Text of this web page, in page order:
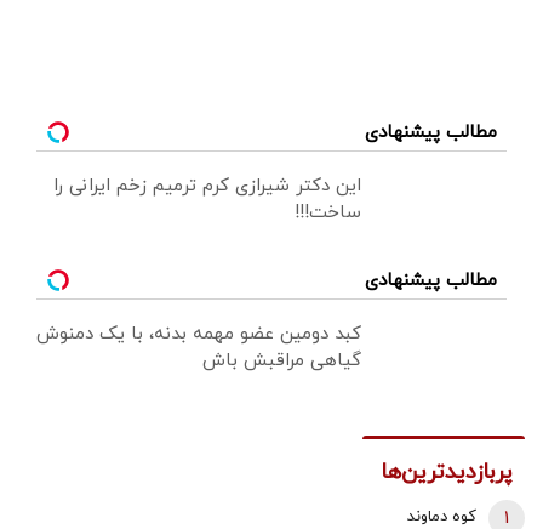
مطالب پیشنهادی
این دکتر شیرازی کرم ترمیم زخم ایرانی را
ساخت!!!
مطالب پیشنهادی
کبد دومین عضو مهمه بدنه، با یک دمنوش
گیاهی مراقبش باش
پربازدیدترین‌ها
کوه دماوند 1